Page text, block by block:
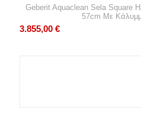
Geberit Aquaclean Sela Square
57cm Με
3.855,00 €